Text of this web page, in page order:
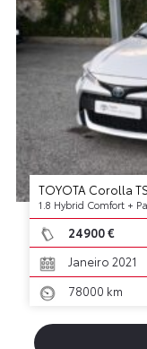
TOYOTA Corolla
1.8 Hybrid Comfort +
24900 €
Janeiro 2021
78000 km